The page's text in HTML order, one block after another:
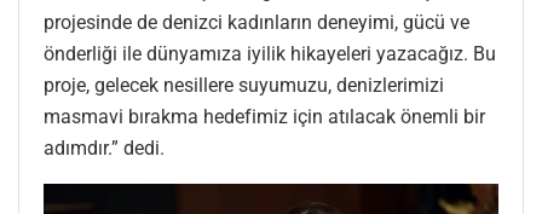
projesinde de denizci kadınların deneyimi, gücü ve
önderliği ile dünyamıza iyilik hikayeleri yazacağız. Bu
proje, gelecek nesillere suyumuzu, denizlerimizi
masmavi bırakma hedefimiz için atılacak önemli bir
adımdır.” dedi.